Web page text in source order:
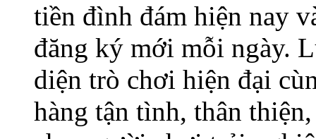
tiền đình đám hiện nay
đăng ký mới mỗi ngày.
diện trò chơi hiện đại
hàng tận tình, thân